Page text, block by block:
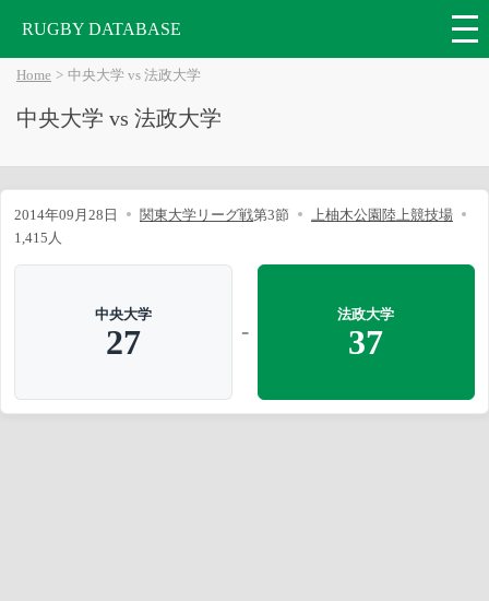
RUGBY DATABASE
Home 中央大学 vs 法政大学
中央大学 vs 法政大学
2014年09月28日 関東大学リーグ戦第3節
上柚木公園陸上競技場
1,415人
中央大学
27 -
法政大学
37